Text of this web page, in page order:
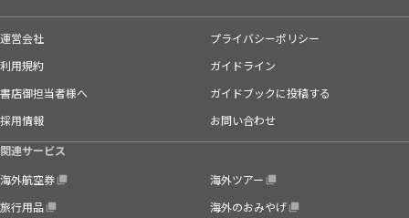
運営会社
プライバシーポリシー
利用規約
ガイドライン
書店御担当者様へ
ガイドブックに投稿する
採用情報
お問い合わせ
関連サービス
海外航空券
海外ツアー
旅行用品
海外のおみやげ